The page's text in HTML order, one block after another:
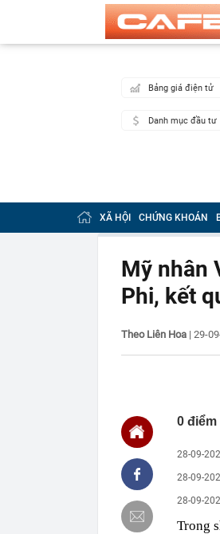
Bảng giá điện tử
Danh mục đầu tư
XÃ HỘI CHỨNG KHOÁN
Mỹ nhân
Phi, kết
Theo Liên Hoa | 29-
0
28-09-
28-09-
28-09-
Trong